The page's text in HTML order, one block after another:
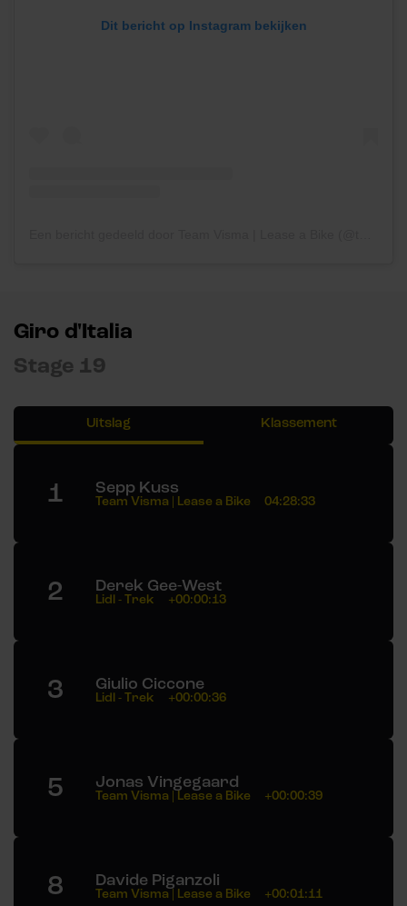
Dit bericht op Instagram bekijken
Giro d'Italia
Stage 19
Uitslag Klassement
1 Sepp Kuss
Team Visma | Lease a Bike 04:28:33
2 Derek Gee-West
Lidl - Trek +00:00:13
3 Giulio Ciccone
Lidl - Trek +00:00:36
5 Jonas Vingegaard
Team Visma | Lease a Bike +00:00:39
8 Davide Piganzoli
Team Visma | Lease a Bike +00:01:11